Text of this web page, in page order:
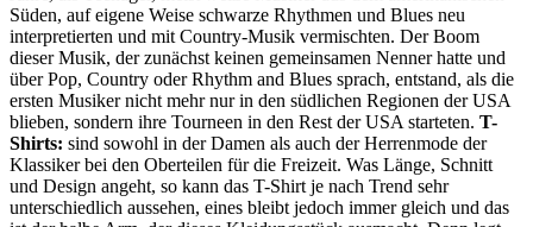
Süden, auf eigene Weise schwarze Rhythmen und Blues neu
interpretierten und mit Country-Musik vermischten. Der Boom
dieser Musik, der zunächst keinen gemeinsamen Nenner hatte und
über Pop, Country oder Rhythm and Blues sprach, entstand, als die
ersten Musiker nicht mehr nur in den südlichen Regionen der USA
blieben, sondern ihre Tourneen in den Rest der USA starteten. T-
Shirts: sind sowohl in der Damen als auch der Herrenmode der
Klassiker bei den Oberteilen für die Freizeit. Was Länge, Schnitt
und Design angeht, so kann das T-Shirt je nach Trend sehr
unterschiedlich aussehen, eines bleibt jedoch immer gleich und das